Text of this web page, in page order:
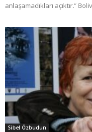
anlaşamadıkları açıktır.”
Sibel Özbudun